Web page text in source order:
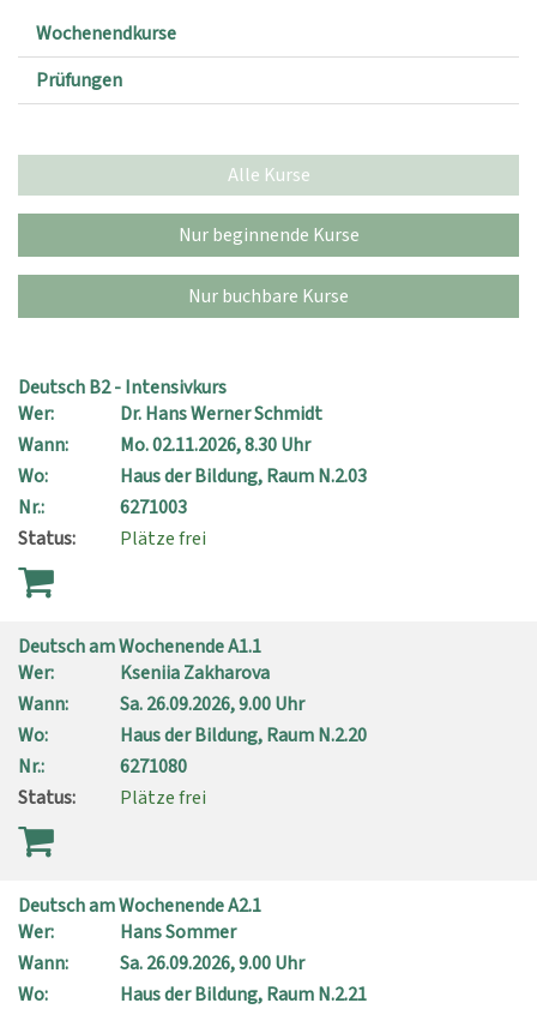
Wochenendkurse
Prüfungen
Alle Kurse
Nur beginnende Kurse
Nur buchbare Kurse
Deutsch B2 - Intensivkurs
Wer:
Dr. Hans Werner Schmidt
Wann:
Mo.02.11.2026, 8.30 Uhr
Wo:
Haus der Bildung, Raum N.2.03
Nr.:
6271003
Status:
Plätze frei
Deutsch am Wochenende A1.1
Wer:
Kseniia Zakharova
Wann:
Sa.26.09.2026, 9.00 Uhr
Wo:
Haus der Bildung, Raum N.2.20
Nr.:
6271080
Status:
Plätze frei
Deutsch am Wochenende A2.1
Wer:
Hans Sommer
Wann:
Sa.26.09.2026, 9.00 Uhr
Wo:
Haus der Bildung, Raum N.2.21